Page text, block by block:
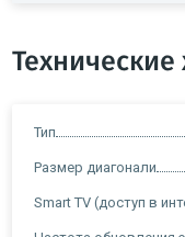
Технические
Тип
Размер диагонали
Smart TV (доступ в